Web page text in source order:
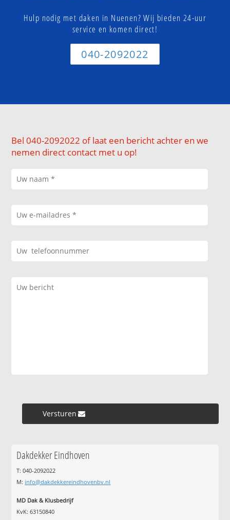
Hulp nodig met daken in Nuenen? Wij bieden 24-uur
service en komen direct!
040-2092022
Bel 040-2092022 of laat een bericht achter en we
nemen direct contact met u op!
Versturen »
Dakdekker Eindhoven
T: 040-2092022
M: info@dakdekkereindhovenbv.nl
MD Dak & Klusbedrijf
KvK: 63150840